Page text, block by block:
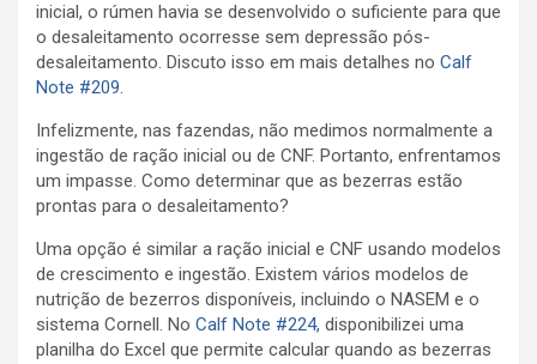
inicial, o rúmen havia se desenvolvido o suficiente para que
o desaleitamento ocorresse sem depressão pós-
desaleitamento. Discuto isso em mais detalhes no Calf
Note #209.
Infelizmente, nas fazendas, não medimos normalmente a
ingestão de ração inicial ou de CNF. Portanto, enfrentamos
um impasse. Como determinar que as bezerras estão
prontas para o desaleitamento?
Uma opção é similar a ração inicial e CNF usando modelos
de crescimento e ingestão. Existem vários modelos de
nutrição de bezerros disponíveis, incluindo o NASEM e o
sistema Cornell. No Calf Note #224, disponibilizei uma
planilha do Excel que permite calcular quando as bezerras